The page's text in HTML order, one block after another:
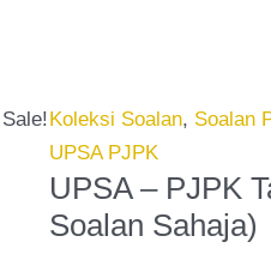
Sale! Koleksi Soalan, Soalan
UPSA PJPK
UPSA – PJPK
Soalan Sahaja)
RM20.00.
Tahun
1
2026
(Set